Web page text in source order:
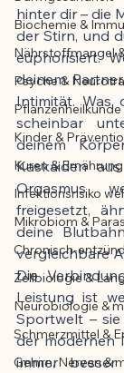
Der
KI erstellt
Biochemie &
Nährstoffmangel
Psyche &
Kinder &
Kuren & Ernährung
Infektionsrisiko
Mikrobiom &
Chronisch-
Zellbiologie &
Neurobiologie &
Schmerzmittel &
Gehirn, Nerven &
hinter dir – die
der Stirn, und
euphorisiert.
deinem
Intimität. Was
scheinbar
deinem
Kaskaiden
Orgasmus
freigesetzt,
deine
vergleichbare
Die
Leistung ist
Sportwelt –
der modernen
immer